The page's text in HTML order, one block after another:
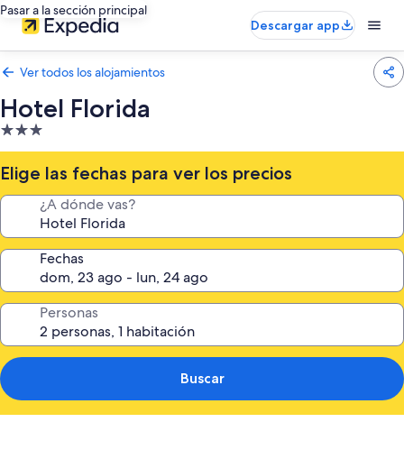
Pasar a la sección principal
Descargar app
Ver todos los alojamientos
Hotel Florida
Alojamiento
de
3.0 estrellas
Elige las fechas para ver los precios
¿A dónde vas?
Fechas
Personas
Buscar